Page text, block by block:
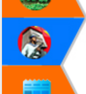
mạng Việt Nam
Đắk Lắk sơ kết 4 năm triển
hiện Đề án 06 của Chính phủ
Họp báo thông tin về Hội nghị
Quy hoạch và Xúc tiến đầu tư
Lắk
Khơi thông điểm nghẽn, đẩy
giải ngân vốn khắc phục thiên